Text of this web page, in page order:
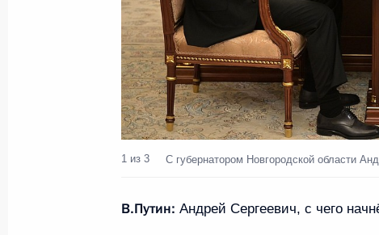
1 из 3 С губернатором Новгородской области
В.Путин: Андрей Сергеевич, с чего